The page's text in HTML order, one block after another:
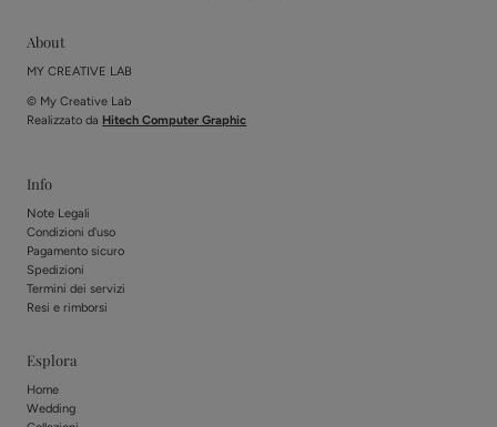
About
MY CREATIVE LAB
© My Creative Lab
Realizzato da Hitech Computer Graphic
Info
Note Legali
Condizioni d'uso
Pagamento sicuro
Spedizioni
Termini dei servizi
Resi e rimborsi
Esplora
Home
Wedding